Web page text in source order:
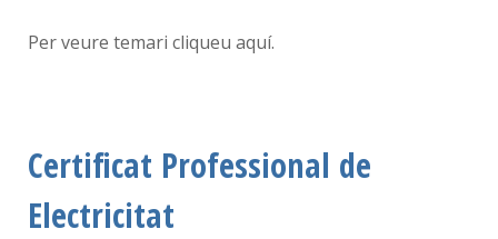
Per veure temari cliqueu aquí.
Certificat Professional de
Electricitat